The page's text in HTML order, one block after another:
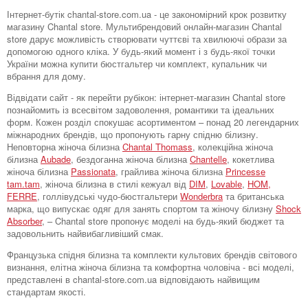
Інтернет-бутік chantal-store.com.ua - це закономірний крок розвитку
магазину Chantal store. Мультибрендовий онлайн-магазин Chantal
store дарує можливість створювати чуттєві та хвилюючі образи за
допомогою одного кліка. У будь-який момент і з будь-якої точки
України можна купити бюстгальтер чи комплект, купальник чи
вбрання для дому.
Відвідати сайт - як перейти рубікон: інтернет-магазин Chantal store
познайомить із всесвітом задоволення, романтики та ідеальних
форм. Кожен розділ спокушає асортиментом – понад 20 легендарних
міжнародних брендів, що пропонують гарну спідню білизну.
Неповторна жіноча білизна Chantal Thomass, колекційна жіноча
білизна Aubade, бездоганна жіноча білизна Chantelle, кокетлива
жіноча білизна Passionata, грайлива жіноча білизна Princesse
tam.tam, жіноча білизна в стилі кежуал від DIM, Lovable, HOM,
FERRE, голлівудські чудо-бюстгальтери Wonderbra та британська
марка, що випускає одяг для занять спортом та жіночу білизну Shock
Absorber, – Chantal store пропонує моделі на будь-який бюджет та
задовольнить найвибагливіший смак.
Французька спідня білизна та комплекти культових брендів світового
визнання, елітна жіноча білизна та комфортна чоловіча - всі моделі,
представлені в chantal-store.com.ua відповідають найвищим
стандартам якості.